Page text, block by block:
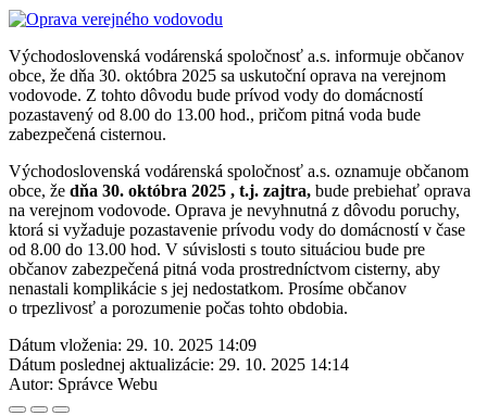
Východoslovenská vodárenská spoločnosť a.s. informuje občanov
obce, že dňa 30. októbra 2025 sa uskutoční oprava na verejnom
vodovode. Z tohto dôvodu bude prívod vody do domácností
pozastavený od 8.00 do 13.00 hod., pričom pitná voda bude
zabezpečená cisternou.
Východoslovenská vodárenská spoločnosť a.s. oznamuje občanom
obce, že dňa 30. októbra 2025 , t.j. zajtra, bude prebiehať oprava
na verejnom vodovode. Oprava je nevyhnutná z dôvodu poruchy,
ktorá si vyžaduje pozastavenie prívodu vody do domácností v čase
od 8.00 do 13.00 hod. V súvislosti s touto situáciou bude pre
občanov zabezpečená pitná voda prostredníctvom cisterny, aby
nenastali komplikácie s jej nedostatkom. Prosíme občanov
o trpezlivosť a porozumenie počas tohto obdobia.
Dátum vloženia: 29. 10. 2025 14:09
Dátum poslednej aktualizácie: 29. 10. 2025 14:14
Autor: Správce Webu